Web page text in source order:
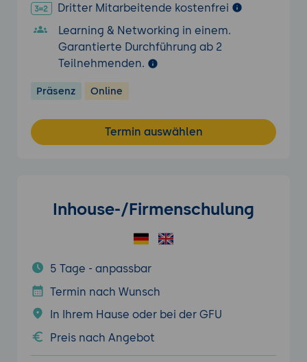
Dritter Mitarbeitende kostenfrei
Learning & Networking in einem.
Garantierte Durchführung ab 2
Teilnehmenden.
Präsenz Online
Termin auswählen
Inhouse-/Firmenschulung
5 Tage - anpassbar
Termin nach Wunsch
In Ihrem Hause oder bei der GFU
Preis nach Angebot